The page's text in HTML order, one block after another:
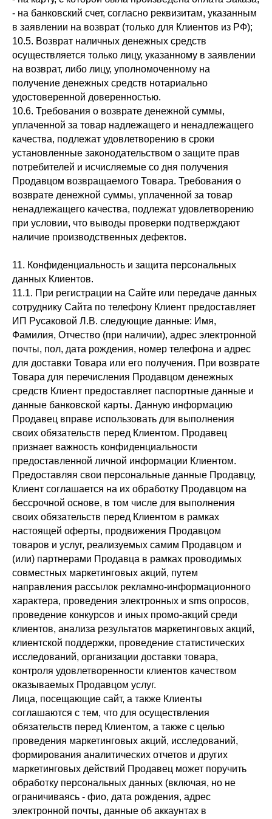
- на банковский счет, согласно реквизитам, указанным
в заявлении на возврат (только для Клиентов из РФ);
10.5. Возврат наличных денежных средств
осуществляется только лицу, указанному в заявлении
на возврат, либо лицу, уполномоченному на
получение денежных средств нотариально
удостоверенной доверенностью.
10.6. Требования о возврате денежной суммы,
уплаченной за товар надлежащего и ненадлежащего
качества, подлежат удовлетворению в сроки
установленные законодательством о защите прав
потребителей и исчисляемые со дня получения
Продавцом возвращаемого Товара. Требования о
возврате денежной суммы, уплаченной за товар
ненадлежащего качества, подлежат удовлетворению
при условии, что выводы проверки подтверждают
наличие производственных дефектов.
11. Конфиденциальность и защита персональных
данных Клиентов.
11.1. При регистрации на Сайте или передаче данных
сотруднику Сайта по телефону Клиент предоставляет
ИП Русаковой Л.В. следующие данные: Имя,
Фамилия, Отчество (при наличии), адрес электронной
почты, пол, дата рождения, номер телефона и адрес
для доставки Товара или его получения. При возврате
Товара для перечисления Продавцом денежных
средств Клиент предоставляет паспортные данные и
данные банковской карты. Данную информацию
Продавец вправе использовать для выполнения
своих обязательств перед Клиентом. Продавец
признает важность конфиденциальности
предоставленной личной информации Клиентом.
Предоставляя свои персональные данные Продавцу,
Клиент соглашается на их обработку Продавцом на
бессрочной основе, в том числе для выполнения
своих обязательств перед Клиентом в рамках
настоящей оферты, продвижения Продавцом
товаров и услуг, реализуемых самим Продавцом и
(или) партнерами Продавца в рамках проводимых
совместных маркетинговых акций, путем
направления рассылок рекламно-информационного
характера, проведения электронных и sms опросов,
проведение конкурсов и иных промо-акций среди
клиентов, анализа результатов маркетинговых акций,
клиентской поддержки, проведение статистических
исследований, организации доставки товара,
контроля удовлетворенности клиентов качеством
оказываемых Продавцом услуг.
Лица, посещающие сайт, а также Клиенты
соглашаются с тем, что для осуществления
обязательств перед Клиентом, а также с целью
проведения маркетинговых акций, исследований,
формирования аналитических отчетов и других
маркетинговых действий Продавец может поручить
обработку персональных данных (включая, но не
ограничиваясь - фио, дата рождения, адрес
электронной почты, данные об аккаунтах в